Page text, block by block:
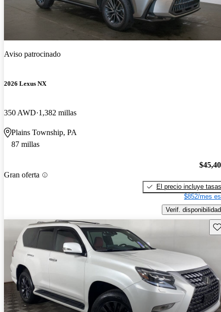
Aviso patrocinado
2026 Lexus NX
350 AWD 1,382 millas
Plains Township, PA
87 millas
Gran oferta
El precio incluye tasas
$852/mes
Verif. disponibilidad